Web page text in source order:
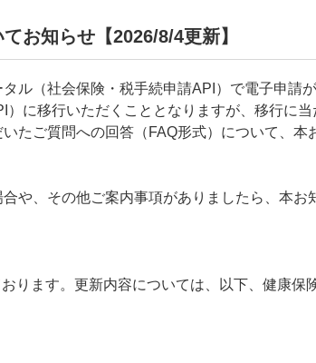
お知らせ【2026/8/4更新】
ル（社会保険・税手続申請API）で電子申請
に移行いただくこととなりますが、移行に
たご質問への回答（FAQ形式）について、本
や、その他ご案内事項がありましたら、本お
ります。更新内容については、以下、健康保